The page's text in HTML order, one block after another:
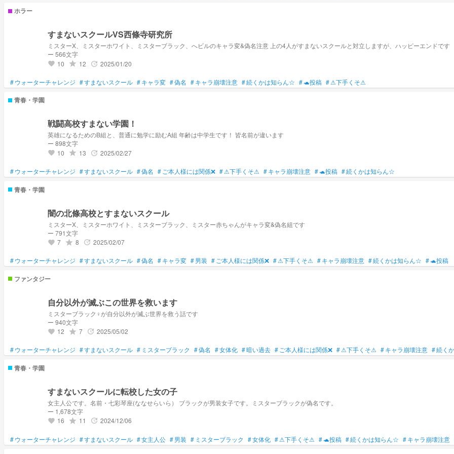
ホラー
すまないスクールVS西條寺研究所
ミスターX、ミスターホワイト、ミスターブラック、へビルのキャラ変&偽名注意 上の4人がすまないスクールと対立しますが、ハッピーエンドです
ー 566文字
favorite 10 grade 12 update 2025/01/20
#ウォーターチャレンジ #すまないスクール #キャラ変 #偽名 #キャラ崩壊注意 #続くかは知らん☆ #🐢投稿 #⚠下手くそ⚠
青春・学園
戦闘高校すまない学園！
英雄になるためのB組と、普通に勉学に励むA組 年齢は中学生です！ 皆名前が違います
ー 898文字
favorite 10 grade 13 update 2025/02/27
#ウォーターチャレンジ #すまないスクール #偽名 # ご本人様には関係❌ #⚠下手くそ⚠ #キャラ崩壊注意 #🐢投稿 #続くかは知らん☆
青春・学園
闇の北條高校とすまないスクール
ミスターX、ミスターホワイト、ミスターブラック、ミスター赤ちゃんがキャラ変&偽名組です
ー 791文字
favorite 7 grade 8 update 2025/02/07
#ウォーターチャレンジ #すまないスクール #偽名 #キャラ変 #男装 # ご本人様には関係❌ #⚠下手くそ⚠ #キャラ崩壊注意 #続くかは知らん☆ #🐢投稿
ファンタジー
自分以外が滅ぶこの世界を救います
ミスターブラック♀が自分以外が滅ぶ世界を救う話です
ー 940文字
favorite 12 grade 7 update 2025/05/02
#ウォーターチャレンジ #すまないスクール # ミスターブラック #偽名 #女体化 #暗い過去 # ご本人様には関係❌ #⚠下手くそ⚠ #キャラ崩壊注意 #続く
青春・学園
すまないスクールに転校した女の子
女主人公です。名前・七彩琴座(ななせらいら） ブラックが男装女子です。ミスターブラックが偽名です。
ー 1,678文字
favorite 16 grade 11 update 2024/12/06
#ウォーターチャレンジ #すまないスクール #女主人公 #男装 # ミスターブラック #女体化 #⚠下手くそ⚠ #🐢投稿 #続くかは知らん☆ #キャラ崩壊注意